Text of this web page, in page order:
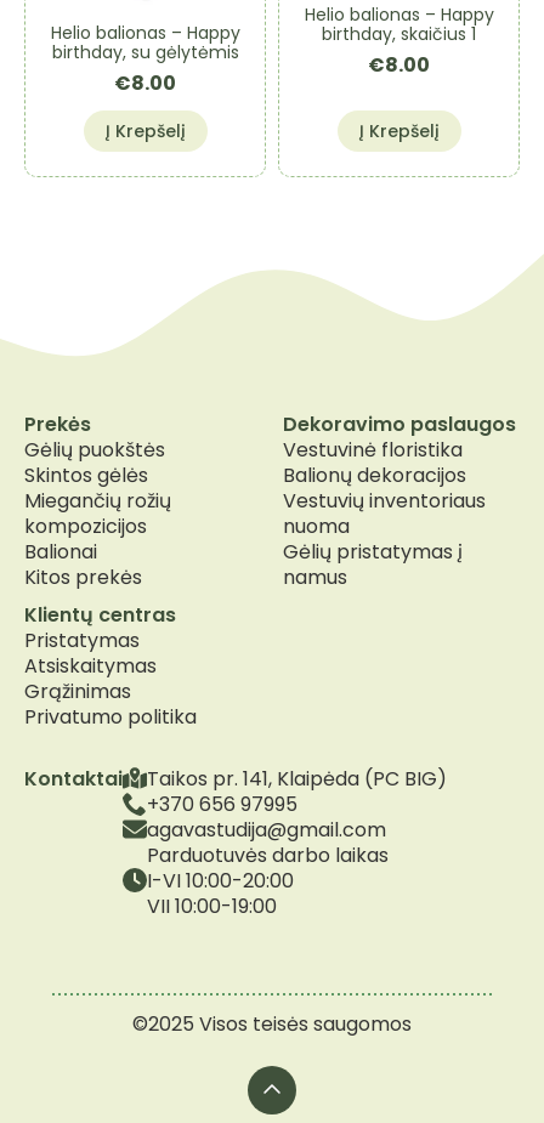
Helio balionas – Happy
birthday, su gėlytėmis
€8.00
Į Krepšelį
Helio balionas – Happy
birthday, skaičius 1
€8.00
Į Krepšelį
Kontaktai
Taikos pr. 141, Klaipėda (PC BIG)
+370 656 97995
agavastudija@gmail.com
Parduotuvės darbo laikas
I-VI 10:00-20:00
VII 10:00-19:00
Prekės
Gėlių puokštės
Skintos gėlės
Miegančių rožių
kompozicijos
Balionai
Kitos prekės
Dekoravimo paslaugos
Vestuvinė floristika
Balionų dekoracijos
Vestuvių inventoriaus
nuoma
Gėlių pristatymas į
namus
Klientų centras
Pristatymas
Atsiskaitymas
Grąžinimas
Privatumo politika
©2025 Visos teisės saugomos